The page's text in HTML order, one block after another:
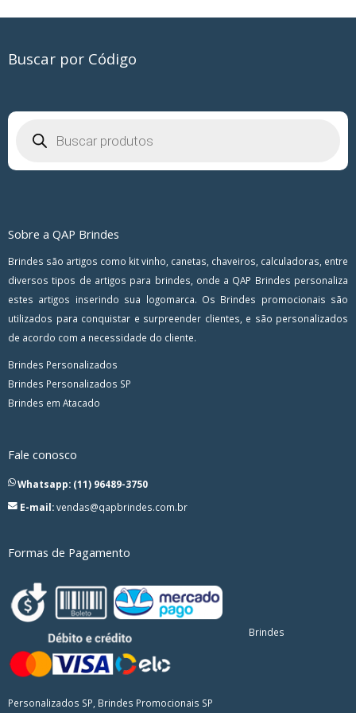
Buscar por Código
produtos
Sobre a QAP Brindes
Brindes são artigos como kit vinho, canetas, chaveiros, calculadoras, entre
diversos tipos de artigos para brindes, onde a QAP Brindes personaliza
estes artigos inserindo sua logomarca. Os Brindes promocionais são
utilizados para conquistar e surpreender clientes, e são personalizados
de acordo com a necessidade do cliente.
Brindes Personalizados
Brindes Personalizados SP
Brindes em Atacado
Fale conosco
Whatsapp: (11) 96489-3750
E-mail:vendas@qapbrindes.com.br
Formas de Pagamento
Brindes
Personalizados SP, Brindes Promocionais SP